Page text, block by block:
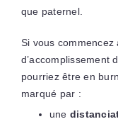
que paternel.
Si vous commencez
d’accomplissement
pourriez être en
marqué par :
une